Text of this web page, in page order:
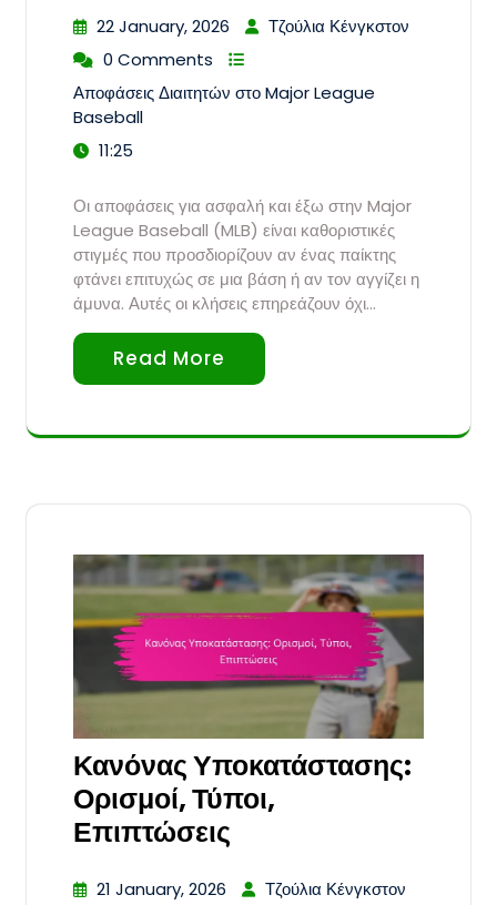
22 January, 2026
Τζούλια Κένγκστον
0 Comments
Αποφάσεις Διαιτητών στο Major League
Baseball
11:25
Οι αποφάσεις για ασφαλή και έξω στην Major
League Baseball (MLB) είναι καθοριστικές
στιγμές που προσδιορίζουν αν ένας παίκτης
φτάνει επιτυχώς σε μια βάση ή αν τον αγγίζει η
άμυνα. Αυτές οι κλήσεις επηρεάζουν όχι…
Read More
Κανόνας Υποκατάστασης:
Ορισμοί, Τύποι,
Επιπτώσεις
21 January, 2026 Τζούλια Κένγκστον